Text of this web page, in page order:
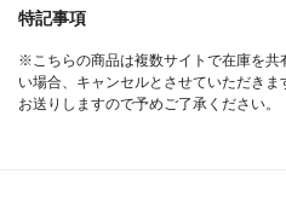
特記事項
※こちらの商品は複数サイトで在庫を共
い場合、キャンセルとさせていただき
お送りしますので予めご了承ください。